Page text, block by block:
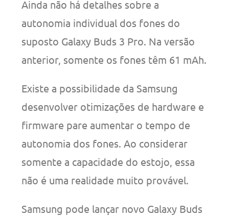
Ainda não há detalhes sobre a
autonomia individual dos fones do
suposto Galaxy Buds 3 Pro. Na versão
anterior, somente os fones têm 61 mAh.
Existe a possibilidade da Samsung
desenvolver otimizações de hardware e
firmware pare aumentar o tempo de
autonomia dos fones. Ao considerar
somente a capacidade do estojo, essa
não é uma realidade muito provável.
Samsung pode lançar novo Galaxy Buds